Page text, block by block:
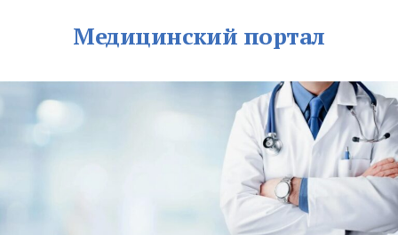
Медицинский портал